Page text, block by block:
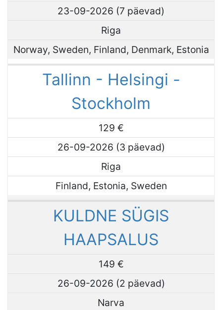
23-09-2026 (7 päevad)
Riga
Norway, Sweden, Finland, Denmark, Estonia
Tallinn - Helsingi -
Stockholm
129 €
26-09-2026 (3 päevad)
Riga
Finland, Estonia, Sweden
KULDNE SÜGIS
HAAPSALUS
149 €
26-09-2026 (2 päevad)
Narva